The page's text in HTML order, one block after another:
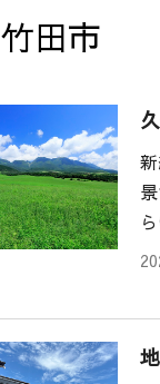
竹田市